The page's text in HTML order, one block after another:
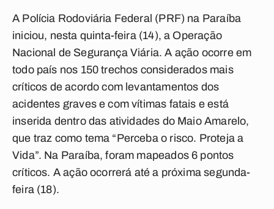
A Polícia Rodoviária Federal (PRF) na Paraíba
iniciou, nesta quinta-feira (14), a Operação
Nacional de Segurança Viária. A ação ocorre em
todo país nos 150 trechos considerados mais
críticos de acordo com levantamentos dos
acidentes graves e com vítimas fatais e está
inserida dentro das atividades do Maio Amarelo,
que traz como tema “Perceba o risco. Proteja a
Vida”. Na Paraíba, foram mapeados 6 pontos
críticos. A ação ocorrerá até a próxima segunda-
feira (18).